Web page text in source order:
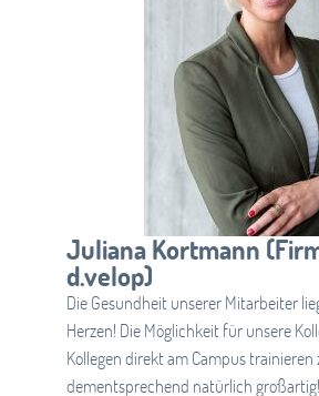
Juliana Kortmann
d.velop)
Die Gesundheit unserer Mitarbeiter
Herzen! Die Möglichkeit für unsere
Kollegen direkt am Campus
dementsprechend natürlich